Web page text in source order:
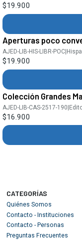
$19.900
Aperturas poco
AJED-LIB-HIS-LIBR-POC
$19.900
Colección Grandes
AJED-LIB-CAS-2517-190|
$16.900
CATEGORÍAS
Quiénes Somos
Contacto - Instituciones
Contacto - Personas
Preguntas Frecuentes